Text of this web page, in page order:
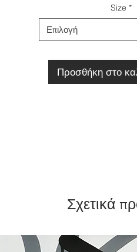
Size *
Επιλογή
Προσθήκη στο
Σχετικά